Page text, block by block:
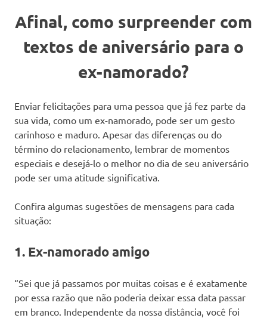
Afinal, como surpreender com
textos de aniversário para o
ex-namorado?
Enviar felicitações para uma pessoa que já fez parte da
sua vida, como um ex-namorado, pode ser um gesto
carinhoso e maduro. Apesar das diferenças ou do
término do relacionamento, lembrar de momentos
especiais e desejá-lo o melhor no dia de seu aniversário
pode ser uma atitude significativa.
Confira algumas sugestões de mensagens para cada
situação:
1. Ex-namorado amigo
“Sei que já passamos por muitas coisas e é exatamente
por essa razão que não poderia deixar essa data passar
em branco. Independente da nossa distância, você foi